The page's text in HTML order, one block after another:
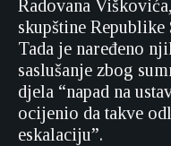
Radovana
skupštine Republike
Tada je naređeno
saslušanje zbog
djela “napad na
ocijenio da takve
eskalaciju”.